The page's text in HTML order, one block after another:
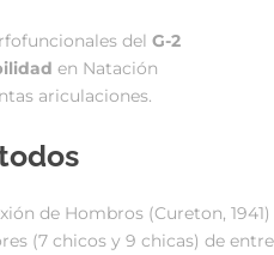
del G-2
en Natación
ariculaciones.
de Hombros (Cureton,
(7 chicos y 9 chicas) de entre